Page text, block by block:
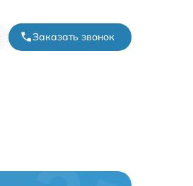
Заказать звонок